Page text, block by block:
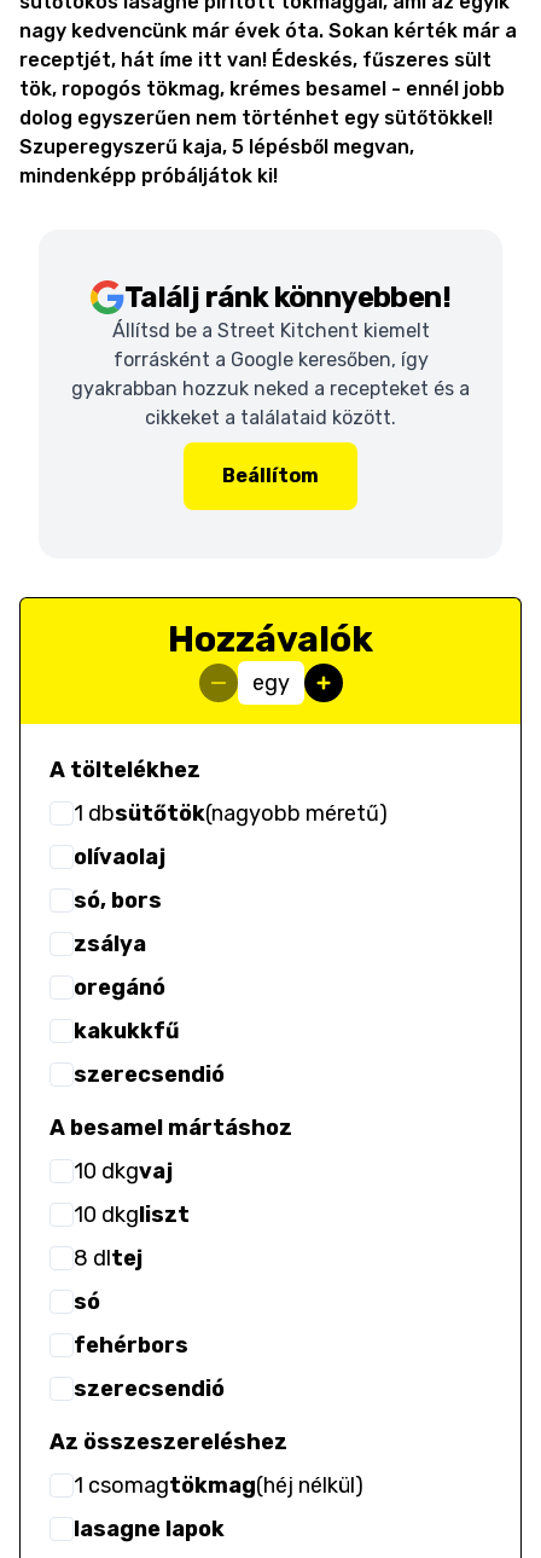
nagy kedvencünk már évek óta. Sokan kérték már a
receptjét, hát íme itt van! Édeskés, fűszeres sült
tök, ropogós tökmag, krémes besamel - ennél jobb
dolog egyszerűen nem történhet egy sütőtökkel!
Szuperegyszerű kaja, 5 lépésből megvan,
mindenképp próbáljátok ki!
Találj ránk könnyebben!
Állítsd be a Street Kitchent kiemelt
forrásként a Google keresőben, így
gyakrabban hozzuk neked a recepteket és a
cikkeket a találataid között.
Beállítom
Hozzávalók
egy
A töltelékhez
1 dbsütőtök(nagyobb méretű)
olívaolaj
só, bors
zsálya
oregánó
kakukkfű
szerecsendió
A besamel mártáshoz
10 dkgvaj
10 dkgliszt
8 dltej
só
fehérbors
szerecsendió
Az összeszereléshez
1 csomagtökmag(héj nélkül)
lasagne lapok